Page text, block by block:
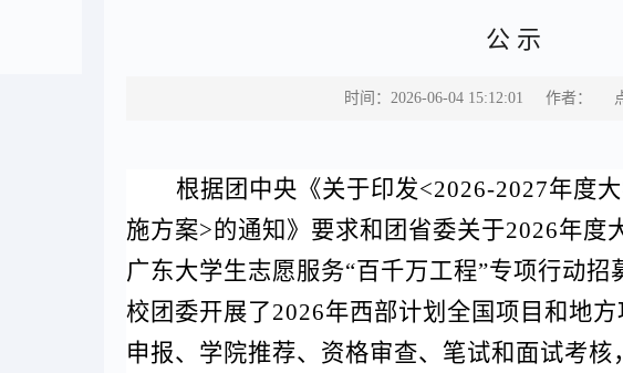
公 示
时间：2026-06-04 15:12:01 作者：
根据团中央《关于印发<2026-2027年度
施方案>的通知》要求和团省委关于2026年度
广东大学生志愿服务“百千万工程”专项行动招
校团委开展了2026年西部计划全国项目和地
申报、学院推荐、资格审查、笔试和面试考核